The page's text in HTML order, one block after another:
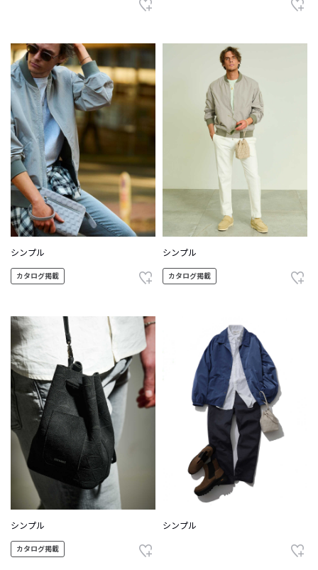
シンプル
カタログ掲載
シンプル
カタログ掲載
シンプル
カタログ掲載
シンプル